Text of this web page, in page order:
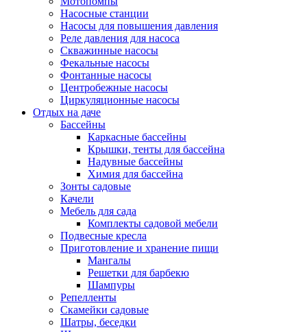
Насосные станции
Насосы для повышения давления
Реле давления для насоса
Скважинные насосы
Фекальные насосы
Фонтанные насосы
Центробежные насосы
Циркуляционные насосы
Отдых на даче
Бассейны
Каркасные бассейны
Крышки, тенты для бассейна
Надувные бассейны
Химия для бассейна
Зонты садовые
Качели
Мебель для сада
Комплекты садовой мебели
Подвесные кресла
Приготовление и хранение пищи
Мангалы
Решетки для барбекю
Шампуры
Репелленты
Скамейки садовые
Шатры, беседки